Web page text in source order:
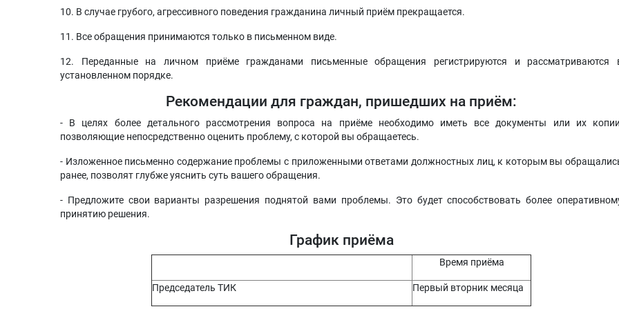
10. В случае грубого, агрессивного поведения гражданина личный приём прекращается.
11. Все обращения принимаются только в письменном виде.
12. Переданные на личном приёме гражданами письменные обращения регистрируются и рассматриваются
установленном порядке.
Рекомендации для граждан, пришедших на приём:
- В целях более детального рассмотрения вопроса на приёме необходимо иметь все документы или их
позволяющие непосредственно оценить проблему, с которой вы обращаетесь.
- Изложенное письменно содержание проблемы с приложенными ответами должностных лиц, к которым вы
ранее, позволят глубже уяснить суть вашего обращения.
- Предложите свои варианты разрешения поднятой вами проблемы. Это будет способствовать более
принятию решения.
График приёма
Время приёма
Председатель ТИК Первый вторник месяца